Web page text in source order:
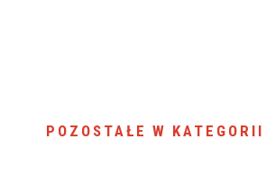
POZOSTAŁE W KATEGORII